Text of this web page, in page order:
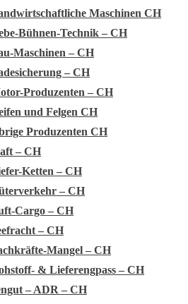
Maschinen CH
Bühnen-Technik – CH
Maschinen – CH
– CH
Produzenten – CH
und Felgen CH
Produzenten CH
– CH
Ketten – CH
– CH
Cargo – CH
– CH
Mangel – CH
& Lieferengpass – CH
– ADR – CH